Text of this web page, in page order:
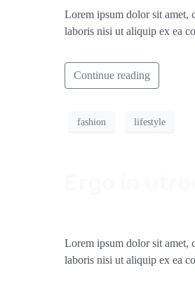
Lorem ipsum dolor sit amet,
laboris nisi ut aliquip ex ea
Continue reading
fashion lifestyle
Lorem ipsum dolor sit amet,
laboris nisi ut aliquip ex ea